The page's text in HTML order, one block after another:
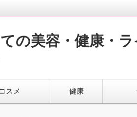
の美容・健康・
スメ 健康